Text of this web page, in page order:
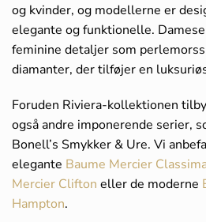
og kvinder, og modellerne er
elegante og funktionelle.
feminine detaljer som
diamanter, der tilføjer en
Foruden Riviera-kollektionen
også andre imponerende serier,
Bonell’s Smykker & Ure. Vi
elegante Baume Mercier
Mercier Clifton eller de moderne
Hampton.